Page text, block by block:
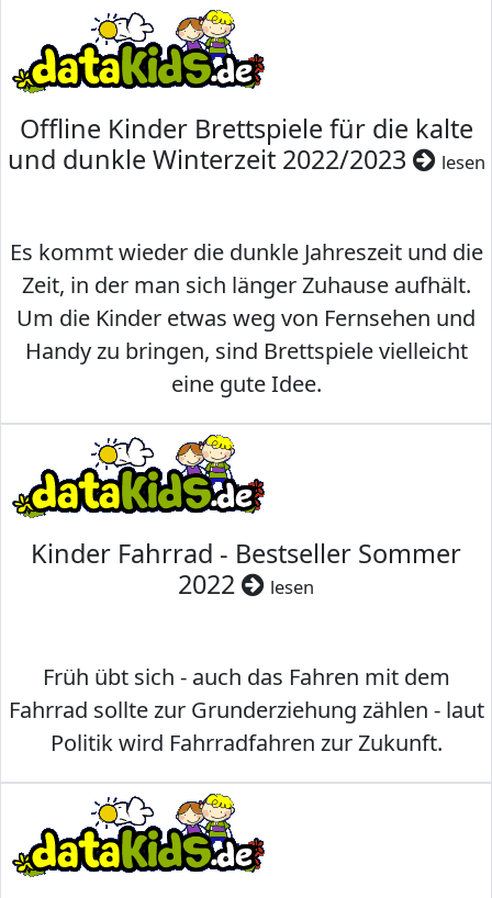
Offline Kinder Brettspiele für die kalte
und dunkle Winterzeit 2022/2023
lesen
Es kommt wieder die dunkle Jahreszeit und die
Zeit, in der man sich länger Zuhause aufhält.
Um die Kinder etwas weg von Fernsehen und
Handy zu bringen, sind Brettspiele vielleicht
eine gute Idee.
Kinder Fahrrad - Bestseller Sommer
2022
lesen
Früh übt sich - auch das Fahren mit dem
Fahrrad sollte zur Grunderziehung zählen - laut
Politik wird Fahrradfahren zur Zukunft.